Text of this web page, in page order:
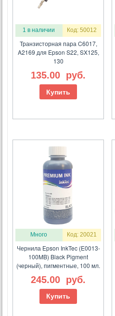
1 в наличии Код: 50012
Транзисторная пара C6017,
A2169 для Epson S22, SX125,
130
135.00 руб.
Купить
Много Код: 20021
Чернила Epson InkTec (E0013-
100MB) Black Pigment
(черный), пигментные, 100 мл.
245.00 руб.
Купить